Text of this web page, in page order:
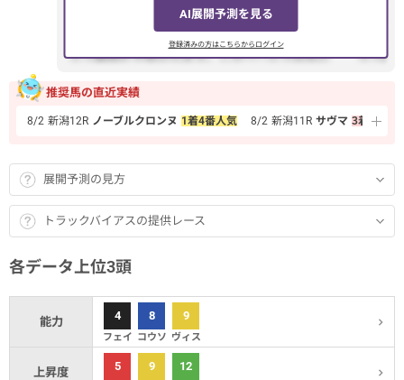
AI展開予測を見る
登録済みの方はこちらからログイン
推奨馬の直近実績
8/2 新潟12R ノーブルクロンヌ 1着4番人気 8/2 新潟11R サヴマ 3着10番人気
展開予測の見方
トラックバイアスの提供レース
各データ上位3頭
能力 4
フェイ
8
コウソ
9
ヴィス
上昇度 5 9 12